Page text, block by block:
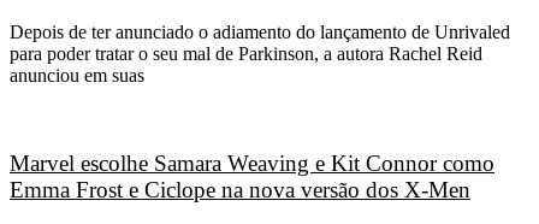
Depois de ter anunciado o adiamento do lançamento de Unrivaled
para poder tratar o seu mal de Parkinson, a autora Rachel Reid
anunciou em suas
Marvel escolhe Samara Weaving e Kit Connor como
Emma Frost e Ciclope na nova versão dos X-Men